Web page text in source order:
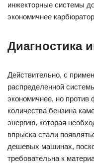
инжекторные системы
экономичнее
Диагностика
Действительно, с
распределенной
экономичнее, но против
количества бензина
энергию, которая
впрыска стали
дешевых машинах,
требовательна к